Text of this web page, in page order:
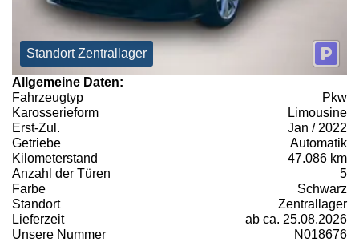
Standort Zentrallager
Allgemeine Daten:
Fahrzeugtyp
Pkw
Karosserieform
Limousine
Erst-Zul.
Jan / 2022
Getriebe
Automatik
Kilometerstand
47.086 km
Anzahl der Türen
5
Farbe
Schwarz
Standort
Zentrallager
Lieferzeit
ab ca. 25.08.2026
Unsere Nummer
N018676